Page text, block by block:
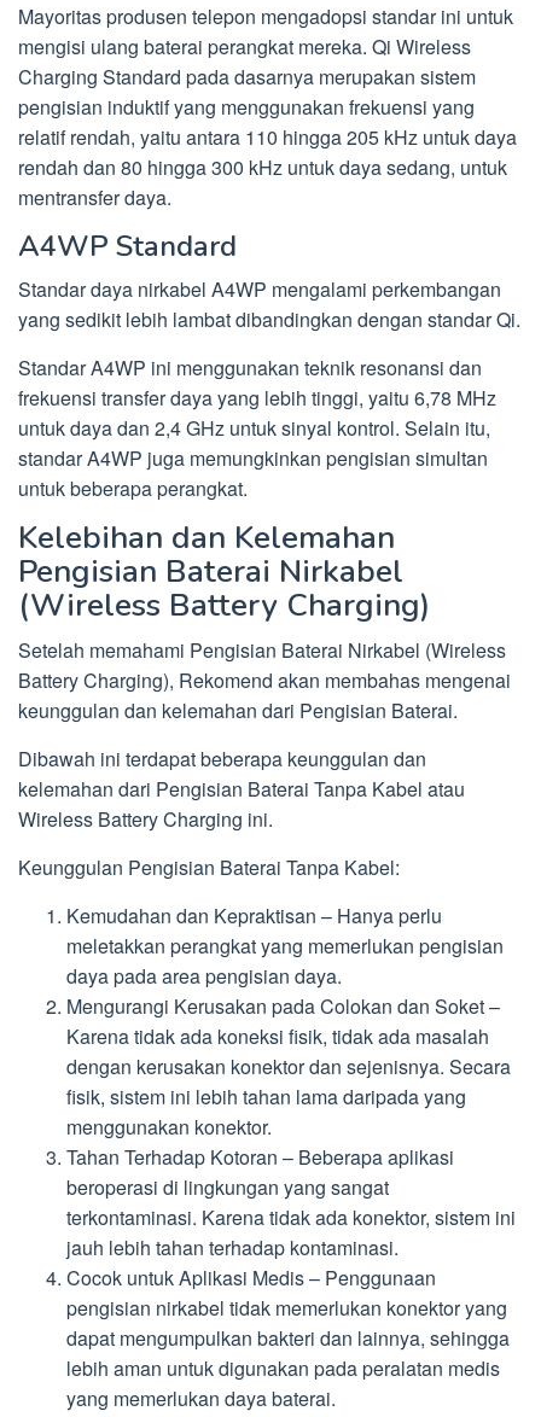
Mayoritas produsen telepon mengadopsi standar ini untuk
mengisi ulang baterai perangkat mereka. Qi Wireless
Charging Standard pada dasarnya merupakan sistem
pengisian induktif yang menggunakan frekuensi yang
relatif rendah, yaitu antara 110 hingga 205 kHz untuk daya
rendah dan 80 hingga 300 kHz untuk daya sedang, untuk
mentransfer daya.
A4WP Standard
Standar daya nirkabel A4WP mengalami perkembangan
yang sedikit lebih lambat dibandingkan dengan standar Qi.
Standar A4WP ini menggunakan teknik resonansi dan
frekuensi transfer daya yang lebih tinggi, yaitu 6,78 MHz
untuk daya dan 2,4 GHz untuk sinyal kontrol. Selain itu,
standar A4WP juga memungkinkan pengisian simultan
untuk beberapa perangkat.
Kelebihan dan Kelemahan
Pengisian Baterai Nirkabel
(Wireless Battery Charging)
Setelah memahami Pengisian Baterai Nirkabel (Wireless
Battery Charging), Rekomend akan membahas mengenai
keunggulan dan kelemahan dari Pengisian Baterai.
Dibawah ini terdapat beberapa keunggulan dan
kelemahan dari Pengisian Baterai Tanpa Kabel atau
Wireless Battery Charging ini.
Keunggulan Pengisian Baterai Tanpa Kabel:
Kemudahan dan Kepraktisan – Hanya perlu
meletakkan perangkat yang memerlukan pengisian
daya pada area pengisian daya.
Mengurangi Kerusakan pada Colokan dan Soket –
Karena tidak ada koneksi fisik, tidak ada masalah
dengan kerusakan konektor dan sejenisnya. Secara
fisik, sistem ini lebih tahan lama daripada yang
menggunakan konektor.
Tahan Terhadap Kotoran – Beberapa aplikasi
beroperasi di lingkungan yang sangat
terkontaminasi. Karena tidak ada konektor, sistem ini
jauh lebih tahan terhadap kontaminasi.
Cocok untuk Aplikasi Medis – Penggunaan
pengisian nirkabel tidak memerlukan konektor yang
dapat mengumpulkan bakteri dan lainnya, sehingga
lebih aman untuk digunakan pada peralatan medis
yang memerlukan daya baterai.